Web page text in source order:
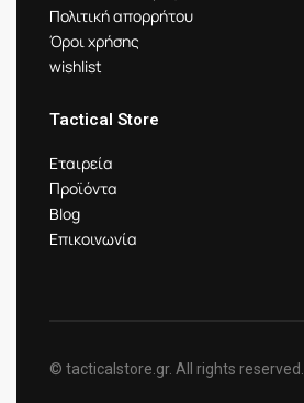
Πολιτική απορρήτου
Όροι χρήσης
wishlist
Tactical Store
Εταιρεία
Προϊόντα
Blog
Επικοινωνία
© tacticalstore.gr. All rights reserved.